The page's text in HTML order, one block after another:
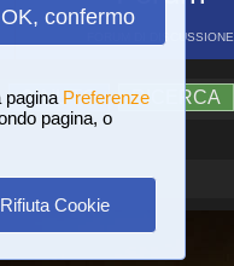
OK, confermo
pagina Preferenze
pagina, o
Rifiuta Cookie
FORUM DI DISCUSSIONE
?AIUTO RICERCA